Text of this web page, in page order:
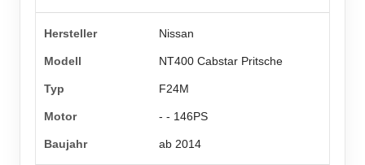
Nissan
NT400 Cabstar Pritsche
F24M
- - 146PS
ab 2014